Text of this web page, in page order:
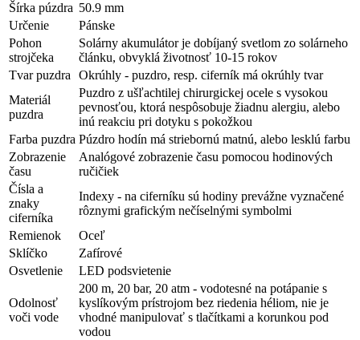
Šírka púzdra 50.9 mm
Určenie
Pánske
Pohon
strojčeka
Solárny akumulátor je dobíjaný svetlom zo solárneho
článku, obvyklá životnosť 10-15 rokov
Tvar puzdra
Okrúhly - puzdro, resp. ciferník má okrúhly tvar
Materiál
puzdra
Puzdro z ušľachtilej chirurgickej ocele s vysokou
pevnosťou, ktorá nespôsobuje žiadnu alergiu, alebo
inú reakciu pri dotyku s pokožkou
Farba puzdra Púzdro hodín má striebornú matnú, alebo lesklú farbu
Zobrazenie
času
Analógové zobrazenie času pomocou hodinových
ručičiek
Čísla a
znaky
ciferníka
Indexy - na ciferníku sú hodiny prevážne vyznačené
rôznymi grafickým nečíselnými symbolmi
Remienok
Oceľ
Sklíčko
Zafírové
Osvetlenie
LED podsvietenie
Odolnosť
voči vode
200 m, 20 bar, 20 atm - vodotesné na potápanie s
kyslíkovým prístrojom bez riedenia héliom, nie je
vhodné manipulovať s tlačítkami a korunkou pod
vodou